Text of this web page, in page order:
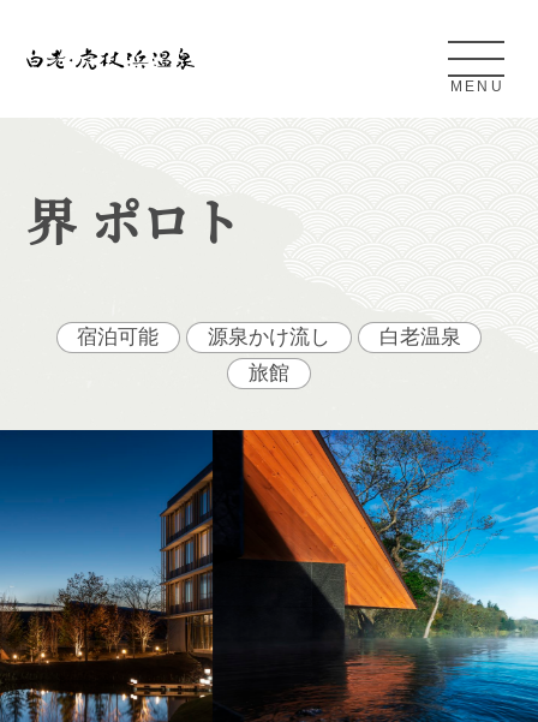
アクセス
日帰り温泉
宿泊できる温泉
施設一覧
MENU
界 ポロト
宿泊可能 源泉かけ流し
白老温泉
旅館